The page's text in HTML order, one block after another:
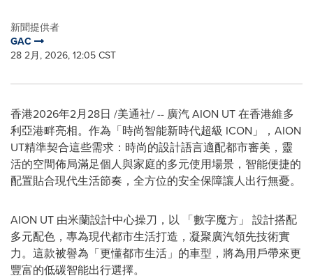
新聞提供者
GAC
28 2月, 2026, 12:05 CST
香港2026年2月28日 /美通社/ -- 廣汽 AION UT 在香港維多
利亞港畔亮相。作為「時尚智能新時代超級 ICON」，AION
UT精準契合這些需求：時尚的設計語言適配都市審美，靈
活的空間佈局滿足個人與家庭的多元使用場景，智能便捷的
配置貼合現代生活節奏，全方位的安全保障讓人出行無憂。
AION UT 由米蘭設計中心操刀，以 「數字魔方」 設計搭配
多元配色，專為現代都市生活打造，凝聚廣汽領先技術實
力。這款被譽為「更懂都市生活」的車型，將為用戶帶來更
豐富的低碳智能出行選擇。